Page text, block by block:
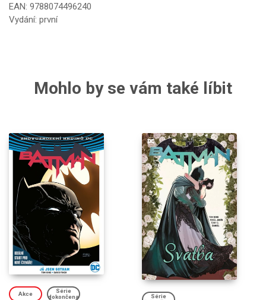
EAN: 9788074496240
Vydání: první
Mohlo by se vám také líbit
Akce
Série
dokončena
Série